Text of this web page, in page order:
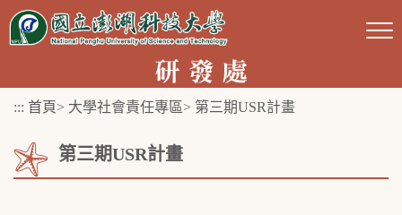
跳
::: 首頁> 大學社會責任專區> 第三期USR計畫
第三期USR計畫